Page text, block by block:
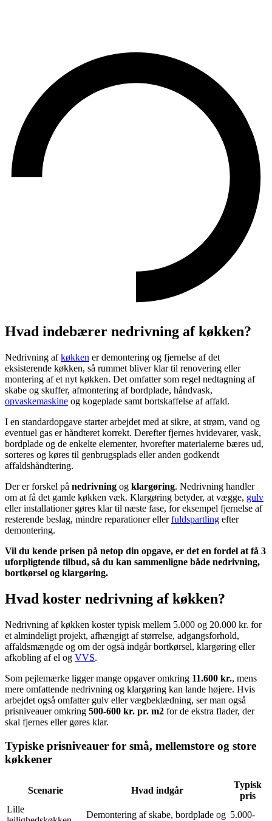
Hvad indebærer nedrivning af køkken?
Nedrivning afkøkken er demontering og fjernelse af det
eksisterende køkken, så rummet bliver klar til renovering eller
montering af et nyt køkken. Det omfatter som regel nedtagning af
skabe og skuffer, afmontering af bordplade, håndvask,
opvaskemaskine og kogeplade samt bortskaffelse af affald.
I en standardopgave starter arbejdet med at sikre, at strøm, vand og
eventuel gas er håndteret korrekt. Derefter fjernes hvidevarer, vask,
bordplade og de enkelte elementer, hvorefter materialerne bæres ud,
sorteres og køres til genbrugsplads eller anden godkendt
affaldshåndtering.
Der er forskel på nedrivning og klargøring. Nedrivning handler
om at få det gamle køkken væk. Klargøring betyder, at vægge, gulv
eller installationer gøres klar til næste fase, for eksempel fjernelse af
resterende beslag, mindre reparationer ellerfuldspartling efter
demontering.
Vil du kende prisen på netop din opgave, er det en fordel at få 3
uforpligtende tilbud, så du kan sammenligne både nedrivning,
bortkørsel og klargøring.
Hvad koster nedrivning af køkken?
Nedrivning af køkken koster typisk mellem 5.000 og 20.000 kr. for
et almindeligt projekt, afhængigt af størrelse, adgangsforhold,
affaldsmængde og om der også indgår bortkørsel, klargøring eller
afkobling af el og VVS.
Som pejlemærke ligger mange opgaver omkring 11.600 kr., mens
mere omfattende nedrivning og klargøring kan lande højere. Hvis
arbejdet også omfatter gulv eller vægbeklædning, ser man også
prisniveauer omkring 500-600 kr. pr. m2 for de ekstra flader, der
skal fjernes eller gøres klar.
Typiske prisniveauer for små, mellemstore og store
køkkener
Scenarie Hvad indgår
Typisk
pris
Lille
Demontering af skabe, bordplade og 5.000-